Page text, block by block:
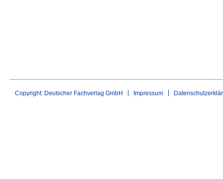
Copyright: Deutscher Fachverlag GmbH Impressum